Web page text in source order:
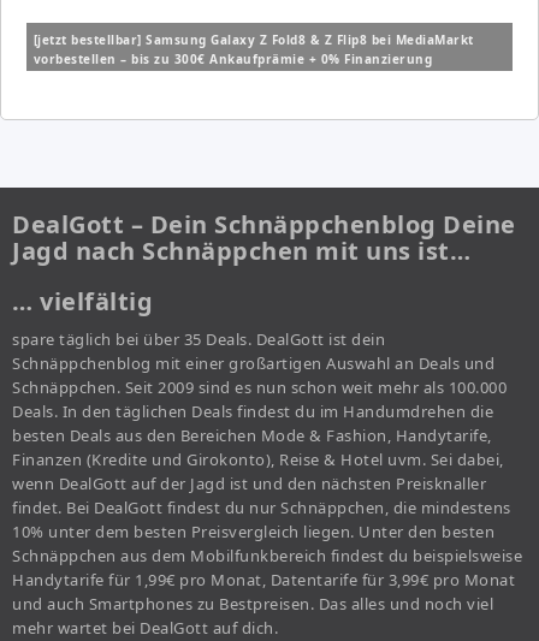
[jetzt bestellbar] Samsung Galaxy Z Fold8 & Z Flip8 bei MediaMarkt
vorbestellen – bis zu 300€ Ankaufprämie + 0% Finanzierung
DealGott – Dein Schnäppchenblog Deine
Jagd nach Schnäppchen mit uns ist…
… vielfältig
spare täglich bei über 35 Deals. DealGott ist dein
Schnäppchenblog mit einer großartigen Auswahl an Deals und
Schnäppchen. Seit 2009 sind es nun schon weit mehr als 100.000
Deals. In den täglichen Deals findest du im Handumdrehen die
besten Deals aus den Bereichen Mode & Fashion, Handytarife,
Finanzen (Kredite und Girokonto), Reise & Hotel uvm. Sei dabei,
wenn DealGott auf der Jagd ist und den nächsten Preisknaller
findet. Bei DealGott findest du nur Schnäppchen, die mindestens
10% unter dem besten Preisvergleich liegen. Unter den besten
Schnäppchen aus dem Mobilfunkbereich findest du beispielsweise
Handytarife für 1,99€ pro Monat, Datentarife für 3,99€ pro Monat
und auch Smartphones zu Bestpreisen. Das alles und noch viel
mehr wartet bei DealGott auf dich.